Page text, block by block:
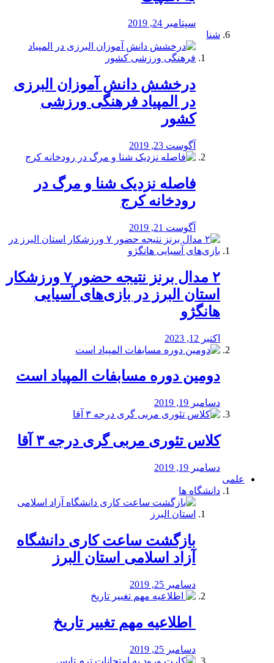
سپتامبر 24, 2019
شنا
درخشش دانش آموزان البرزی
در المپیاد فرهنگی ورزشی
کشور
آگوست 23, 2019
️فاصله نزدیک شنا و مرگ در
رودخانه کرج
آگوست 21, 2019
۲ مدال برنز نتیجه حضور ۷ ورزشکار
استان البرز در بازی‌های آسیایی
هانگژو
اکتبر 12, 2023
دومین دوره مسابفات المپیاد است
دسامبر 19, 2019
کلاس تئوری مربی گری درجه ۳ آقا
دسامبر 19, 2019
علمی
دانشگاه ها
بازگشت ساعت کاری دانشگاه
آزاد اسلامی استان البرز
دسامبر 25, 2019
️ اطلاعیه مهم تغییر تاریخ
دسامبر 25, 2019